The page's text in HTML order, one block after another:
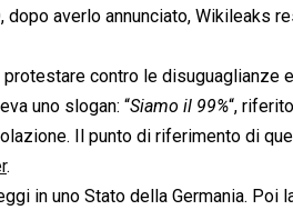
dopo averlo annunciato, Wikileaks
contro le disuguaglianze
uno slogan: “Siamo il 99%“,
Il punto di riferimento di
.
in uno Stato della Germania. Poi